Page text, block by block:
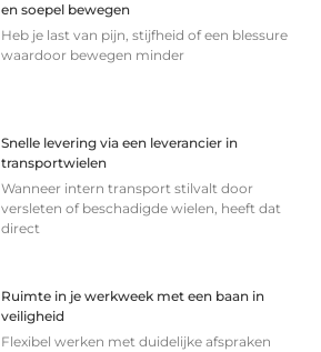
en soepel bewegen
Heb je last van pijn, stijfheid of een blessure
waardoor bewegen minder
Snelle levering via een leverancier in
transportwielen
Wanneer intern transport stilvalt door
versleten of beschadigde wielen, heeft dat
direct
Ruimte in je werkweek met een baan in
veiligheid
Flexibel werken met duidelijke afspraken